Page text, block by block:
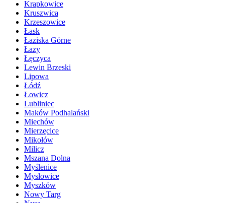
Krapkowice
Kruszwica
Krzeszowice
Łask
Łaziska Górne
Łazy
Łęczyca
Lewin Brzeski
Lipowa
Łódź
Łowicz
Lubliniec
Maków Podhalański
Miechów
Mierzęcice
Mikołów
Milicz
Mszana Dolna
Myślenice
Mysłowice
Myszków
Nowy Targ